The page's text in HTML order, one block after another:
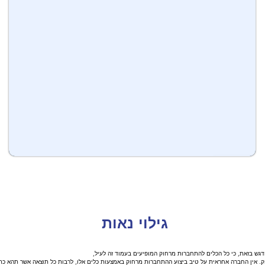
גילוי נאות
בזאת, כי כל הכלים להתחברות מרחוק המופיעים בעמוד זה לעיל,
החברה אחראית על טיב ביצוע ההתחברות מרחוק באמצעות כלים אלו, לרבות כל תוצאה אשר תהא